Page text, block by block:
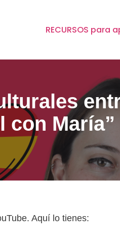
RECURSOS para
con María”
Aquí lo tienes: